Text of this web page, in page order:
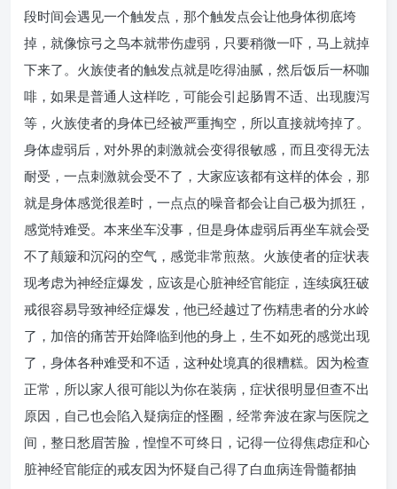
段时间会遇见一个触发点，那个触发点会让他身体彻底垮
掉，就像惊弓之鸟本就带伤虚弱，只要稍微一吓，马上就掉
下来了。火族使者的触发点就是吃得油腻，然后饭后一杯咖
啡，如果是普通人这样吃，可能会引起肠胃不适、出现腹泻
等，火族使者的身体已经被严重掏空，所以直接就垮掉了。
身体虚弱后，对外界的刺激就会变得很敏感，而且变得无法
耐受，一点刺激就会受不了，大家应该都有这样的体会，那
就是身体感觉很差时，一点点的噪音都会让自己极为抓狂，
感觉特难受。本来坐车没事，但是身体虚弱后再坐车就会受
不了颠簸和沉闷的空气，感觉非常煎熬。火族使者的症状表
现考虑为神经症爆发，应该是心脏神经官能症，连续疯狂破
戒很容易导致神经症爆发，他已经越过了伤精患者的分水岭
了，加倍的痛苦开始降临到他的身上，生不如死的感觉出现
了，身体各种难受和不适，这种处境真的很糟糕。因为检查
正常，所以家人很可能以为你在装病，症状很明显但查不出
原因，自己也会陷入疑病症的怪圈，经常奔波在家与医院之
间，整日愁眉苦脸，惶惶不可终日，记得一位得焦虑症和心
脏神经官能症的戒友因为怀疑自己得了白血病连骨髓都抽